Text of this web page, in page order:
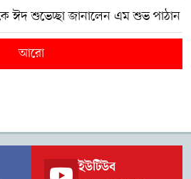
ঈদ শুভেচ্ছা জানালেন এম শুভ পাঠান
আরো
ইউটিউব